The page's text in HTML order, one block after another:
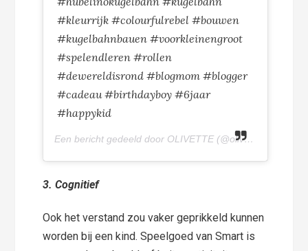
#kleurrijk #colourfulrebel #bouwen
#kugelbahnbauen #voorkleinengroot
#spelendleren #rollen
#dewereldisrond #blogmom #blogger
#cadeau #birthdayboy #6jaar
#happykid
Een bericht gedeeld door OLIVETTE (@olivettepuntnl) op
3. Cognitief
Ook het verstand zou vaker geprikkeld kunnen
worden bij een kind. Speelgoed van Smart is